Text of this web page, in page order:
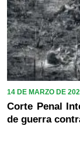
14 DE MARZO DE
Corte Penal
de guerra